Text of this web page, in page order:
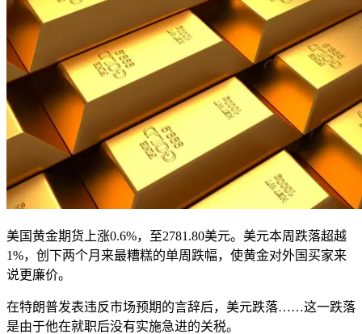
美国黄金期货上涨0.6%，至2781.80美元。美元本周跌落超越
1%，创下两个月来最糟糕的单周跌幅，使黄金对外国买家来
说更廉价。
在特朗普发表违反市场预期的言辞后，美元跌落……这一跌落
是由于他在就职后没有实施急进的关税。